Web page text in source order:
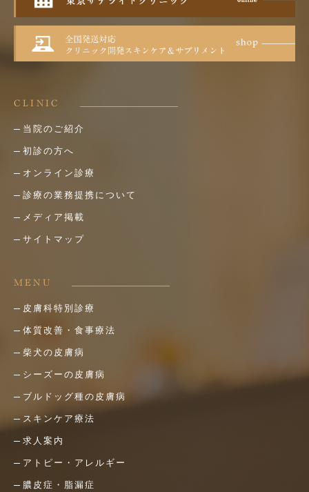
CLINIC
当院のご紹介
初診の方へ
オンライン診療
診療の業務提携について
メディア掲載
サイトマップ
MENU
皮膚科特別診療
体質改善・食事療法
柴犬の皮膚病
シーズーの皮膚病
ブルドッグ種の皮膚病
スキンケア療法
求人案内
アトピー・アレルギー
膿皮症・脂漏症